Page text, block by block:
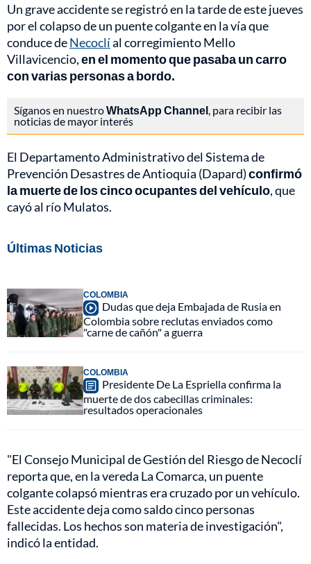
Un grave accidente se registró en la tarde de este jueves
por el colapso de un puente colgante en la vía que
conduce deNecoclíal corregimiento Mello
Villavicencio,en el momento que pasaba un carro
con varias personas a bordo.
Síganos en nuestroWhatsApp Channel , para recibir las
noticias de mayor interés
El Departamento Administrativo del Sistema de
Prevención Desastres de Antioquia (Dapard)confirmó
la muerte de los cinco ocupantes del vehículo, que
cayó al río Mulatos.
Últimas Noticias
COLOMBIA
Dudas que deja Embajada de Rusia en
Colombia sobre reclutas enviados como
"carne de cañón" a guerra
COLOMBIA
Presidente De La Espriella confirma la
muerte de dos cabecillas criminales:
resultados operacionales
"El Consejo Municipal de Gestión del Riesgo de Necoclí
reporta que, en la vereda La Comarca, un puente
colgante colapsó mientras era cruzado por un vehículo.
Este accidente deja como saldo cinco personas
fallecidas. Los hechos son materia de investigación",
indicó la entidad.